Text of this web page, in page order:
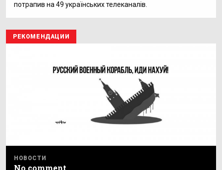
потрапив на 49 українських телеканалів.
РЕКОМЕНДАЦИИ
НОВОСТИ